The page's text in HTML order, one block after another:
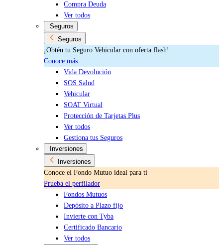
Compra Deuda
Ver todos
Seguros
Seguros
¡Obtén tu Seguro Vehicular con oferta flash!
Conoce más
Vida Devolución
SOS Salud
Vehicular
SOAT Virtual
Protección de Tarjetas Plus
Ver todos
Gestiona tus Seguros
Inversiones
Inversiones
Conoce el Fondo Mutuo ideal para ti
Prueba el perfilador
Fondos Mutuos
Depósito a Plazo fijo
Invierte con Tyba
Certificado Bancario
Ver todos